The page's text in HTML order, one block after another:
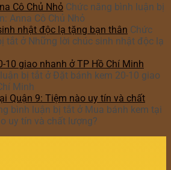
Cô Chủ Nhỏ Chức năng bình luận bị
Anna Cô Chủ Nhỏ
nhật độc lạ tặng bạn thân Chức
tắt ở Những lời chúc sinh nhật độc lạ
10 giao nhanh ở TP Hồ Chí Minh
bị tắt ở Đặt bánh kem 20-10 giao
Minh
Quận 9: Tiệm nào uy tín và chất
bình luận bị tắt ở Mua bánh kem tại
uy tín và chất lượng?